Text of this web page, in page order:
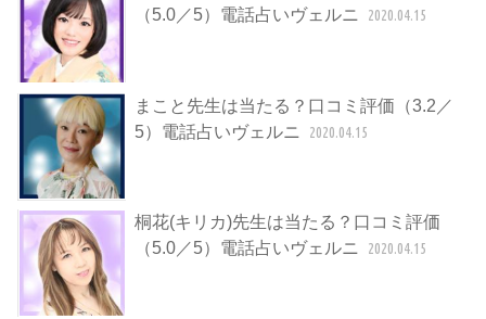
（5.0／5）電話占いヴェルニ
2020.04.15
まこと先生は当たる？口コミ評価（3.2／
5）電話占いヴェルニ
2020.04.15
桐花(キリカ)先生は当たる？口コミ評価
（5.0／5）電話占いヴェルニ
2020.04.15